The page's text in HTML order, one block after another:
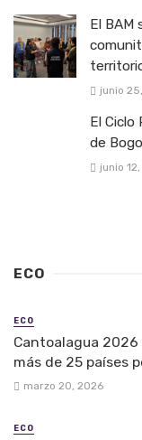
El BAM
junio
El Ciclo
de
junio
ECO
ECO
Cantoalagua
más de 25 países
marzo 20, 2026
ECO